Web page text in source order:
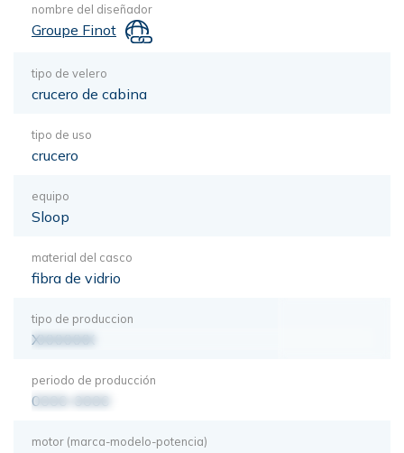
nombre del diseñador
Groupe Finot
tipo de velero
crucero de cabina
tipo de uso
crucero
equipo
Sloop
material del casco
fibra de vidrio
tipo de produccion
XXXXXXX
periodo de producción
0000-0000
motor (marca-modelo-potencia)